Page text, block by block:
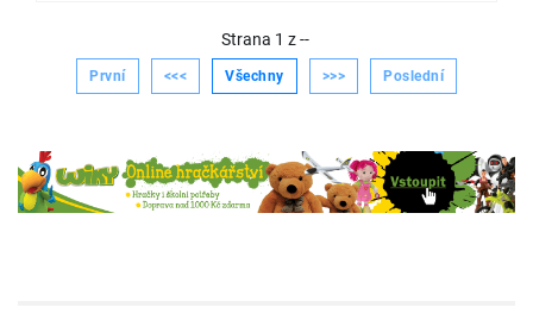
Strana 1 z--
První <<< Všechny >>> Poslední